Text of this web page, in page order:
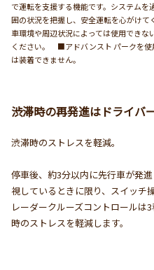
で運転を支援する機能です。システムを
囲の状況を把握し、安全運転を心がけ
車環境や周辺状況によっては使用でき
ください。 ■アドバンスト パークを使
は装着できません。
渋滞時の再発進はドライバ
渋滞時のストレスを軽減。
停車後、約3分以内に先行車が発
視しているときに限り、スイッチ
レーダークルーズコントロールは
時のストレスを軽減します。